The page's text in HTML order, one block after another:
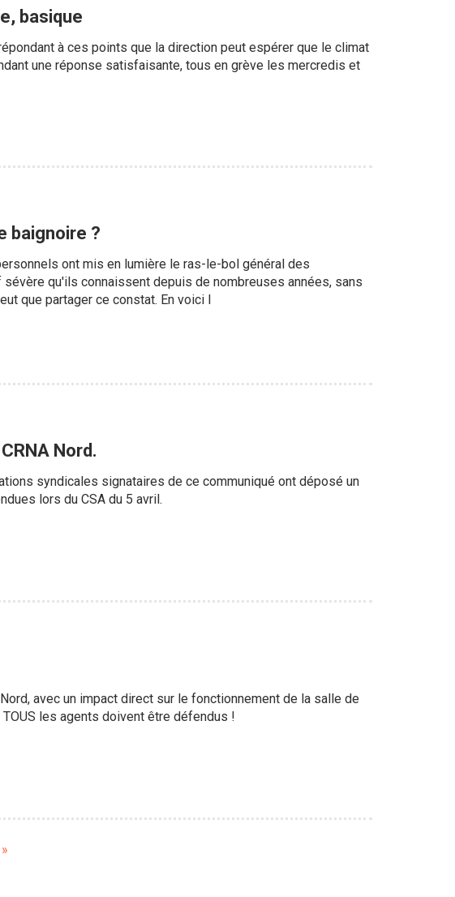
basique
à ces points que la direction peut espérer que le climat
une réponse satisfaisante, tous en grève les mercredis et
baignoire ?
ont mis en lumière le ras-le-bol général des
qu'ils connaissent depuis de nombreuses années, sans
que partager ce constat. En voici l
Nord.
syndicales signataires de ce communiqué ont déposé un
lors du CSA du 5 avril.
avec un impact direct sur le fonctionnement de la salle de
les agents doivent être défendus !